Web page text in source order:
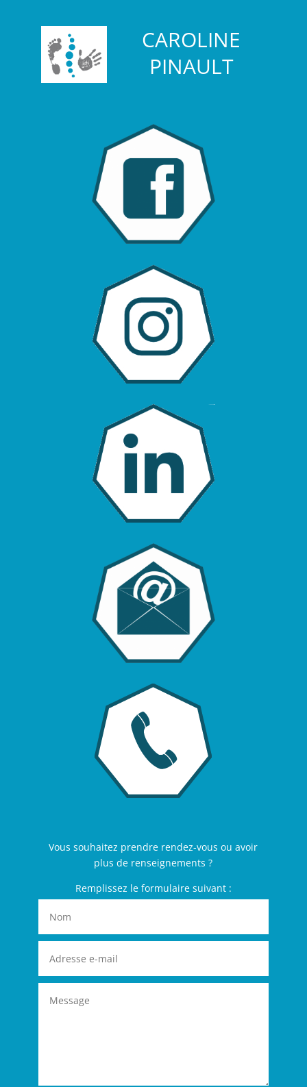
CAROLINE
PINAULT
Vous souhaitez prendre rendez-vous ou avoir
plus de renseignements ?
Remplissez le formulaire suivant :